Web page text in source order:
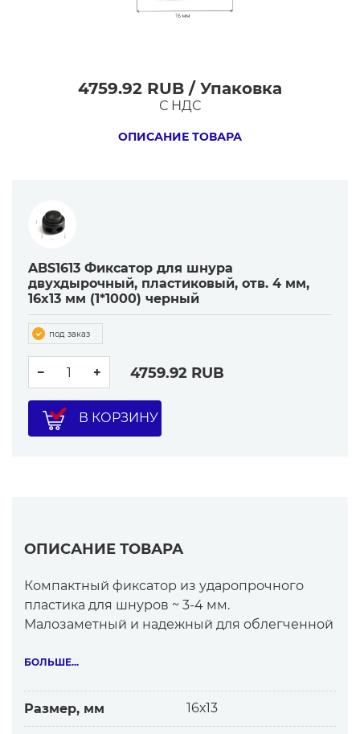
ABS1613
отв.
мм,
16x13
мм
(1*1000)
черный
4759.92 RUB / Упаковка
С НДС
ОПИСАНИЕ ТОВАРА
ABS1613 Фиксатор для шнура
двухдырочный, пластиковый, отв. 4 мм,
16x13 мм (1*1000) черный
под заказ
− + 4759.92 RUB
В КОРЗИНУ
ОПИСАНИЕ ТОВАРА
Компактный фиксатор из ударопрочного
пластика для шнуров ~ 3-4 мм.
Малозаметный и надежный для облегченной
Особенно востребован для детской одежды,
легких худи, тонких трикотажных брюк и
БОЛЬШЕ...
Размер, мм 16х13